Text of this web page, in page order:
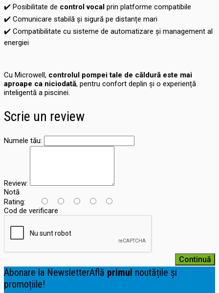
✔️ Posibilitate de control vocal prin platforme compatibile
✔️ Comunicare stabilă și sigură pe distanțe mari
✔️ Compatibilitate cu sisteme de automatizare și management al
energiei
Cu Microwell, controlul pompei tale de căldură este mai
aproape ca niciodată, pentru confort deplin și o experiență
inteligentă a piscinei.
Scrie un review
Numele tău:
Review:
Notă
Rating:
Cod de verificare
Continuă
Abonare la NewsletterAflă primul noutățile și
promoțiile!